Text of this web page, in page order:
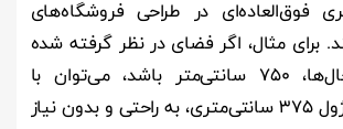
فوق‌العاده‌ای در طراحی فروشگاه‌های
برای مثال، اگر فضای در نظر گرفته شده
برای نصب یخچال‌ها، ۷۵۰ سانتی‌متر باشد، می‌توان با
استفاده از دو ماژول ۳۷۵ سانتی‌متری، به راحتی و بدون نیاز